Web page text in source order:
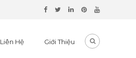
Liên Hệ Giới Thiệu